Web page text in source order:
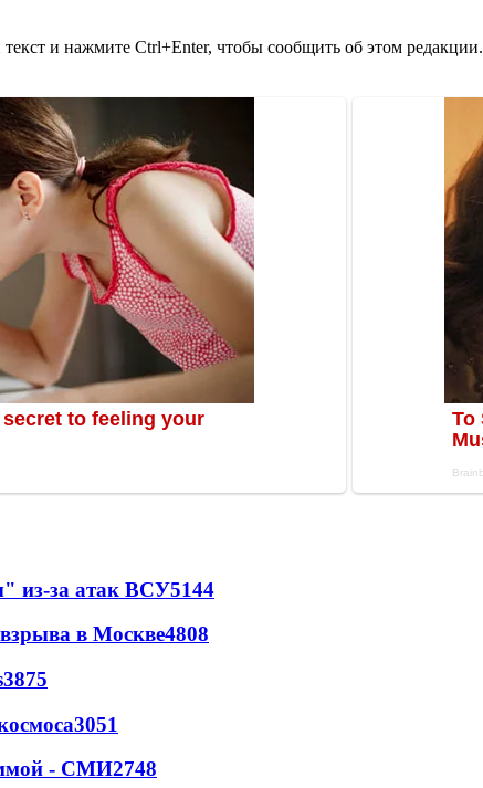
и нажмите Ctrl+Enter, чтобы сообщить об этом редакции.
из-за атак ВСУ5144
в Москве4808
3875
3051
- СМИ2748